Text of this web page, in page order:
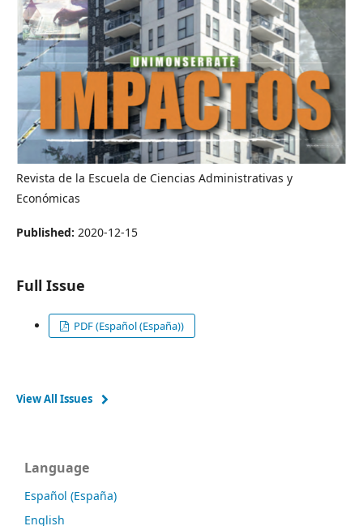
Revista de la Escuela de Ciencias Administrativas y
Económicas
Published: 2020-12-15
Full Issue
PDF (Español (España))
View All Issues
Language
Español (España)
English